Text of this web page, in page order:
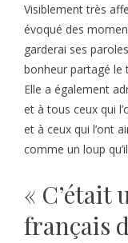
Visiblement très
évoqué des
garderai ses
bonheur partagé le
Elle a également
et à tous ceux qui
et à ceux qui l’ont
comme un loup
« C’était
français